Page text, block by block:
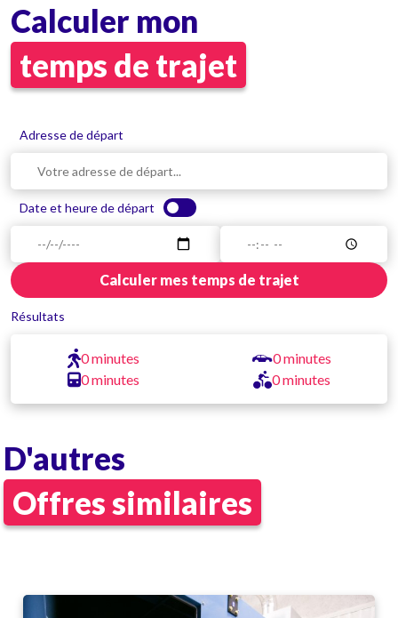
Calculer mon
temps de trajet
Adresse de départ
Date et heure de départ
Calculer mes temps de trajet
Résultats
0 minutes
0 minutes
0 minutes
0 minutes
D'autres
Offres similaires